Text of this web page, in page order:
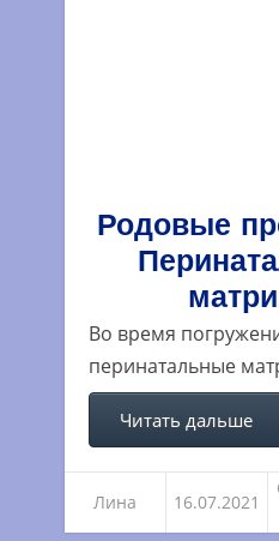
Родовые
Во время
перинатальные
Читать дальше
Лина 16.07.2021